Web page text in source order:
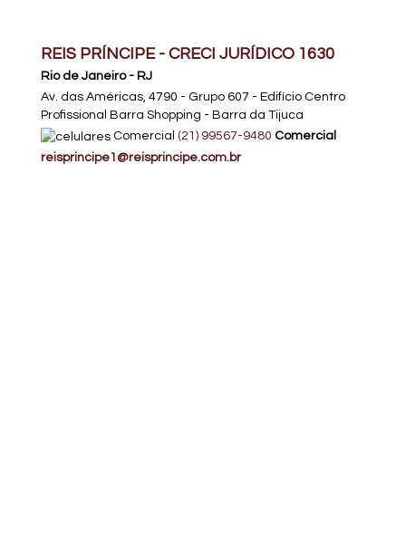
REIS PRÍNCIPE - CRECI JURÍDICO 1630
Rio de Janeiro - RJ
Av. das Américas, 4790 - Grupo 607 - Edifício Centro
Profissional Barra Shopping - Barra da Tijuca
Comercial (21 ) 99567-9480 Comercial
reisprincipe1@reisprincipe.com.br